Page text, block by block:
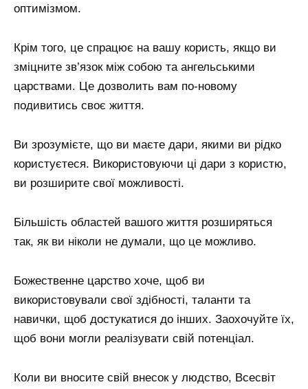
оптимізмом.
Крім того, це спрацює на вашу користь, якщо ви
зміцните зв’язок між собою та ангельськими
царствами. Це дозволить вам по-новому
подивитись своє життя.
Ви зрозумієте, що ви маєте дари, якими ви рідко
користуєтеся. Використовуючи ці дари з користю,
ви розширите свої можливості.
Більшість областей вашого життя розширяться
так, як ви ніколи не думали, що це можливо.
Божественне царство хоче, щоб ви
використовували свої здібності, таланти та
навички, щоб достукатися до інших. Заохочуйте їх,
щоб вони могли реалізувати свій потенціал.
Коли ви вносите свій внесок у людство, Всесвіт